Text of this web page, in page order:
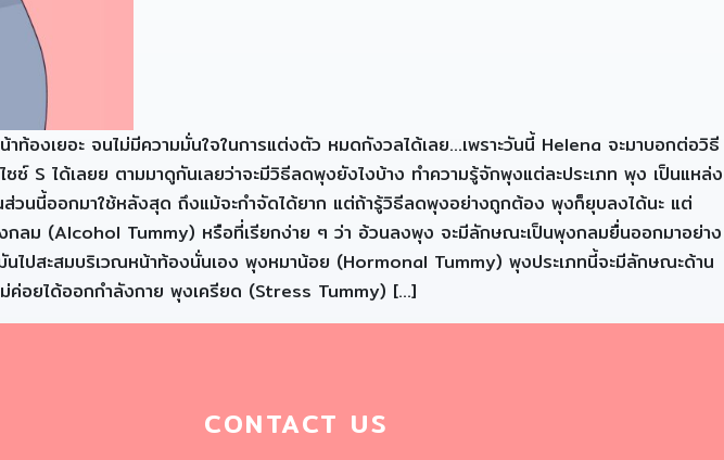
งเยอะ จนไม่มีความมั่นใจในการแต่งตัว หมดกังวลได้เลย…เพราะวันนี้ Helena จะมาบอกต่อวิธี
S ได้เลยย ตามมาดูกันเลยว่าจะมีวิธีลดพุงยังไงบ้าง ทำความรู้จักพุงแต่ละประเภท พุง เป็นแหล่ง
ส่วนนี้ออกมาใช้หลังสุด ถึงแม้จะกำจัดได้ยาก แต่ถ้ารู้วิธีลดพุงอย่างถูกต้อง พุงก็ยุบลงได้นะ แต่
ลม (Alcohol Tummy) หรือที่เรียกง่าย ๆ ว่า อ้วนลงพุง จะมีลักษณะเป็นพุงกลมยื่นออกมาอย่าง
นไปสะสมบริเวณหน้าท้องนั่นเอง พุงหมาน้อย (Hormonal Tummy) พุงประเภทนี้จะมีลักษณะด้าน
ม่ค่อยได้ออกกำลังกาย พุงเครียด (Stress Tummy) […]
CONTACT US